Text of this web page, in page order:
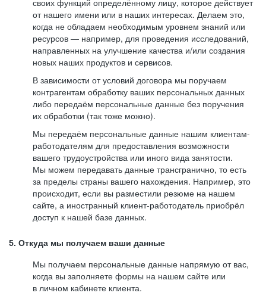
своих функций определённому лицу, которое действует
от нашего имени или в наших интересах. Делаем это,
когда не обладаем необходимым уровнем знаний или
ресурсов — например, для проведения исследований,
направленных на улучшение качества и/или создания
новых наших продуктов и сервисов.
В зависимости от условий договора мы поручаем
контрагентам обработку ваших персональных данных
либо передаём персональные данные без поручения
их обработки (так тоже можно).
Мы передаём персональные данные нашим клиентам-
работодателям для предоставления возможности
вашего трудоустройства или иного вида занятости.
Мы можем передавать данные трансгранично, то есть
за пределы страны вашего нахождения. Например, это
происходит, если вы разместили резюме на нашем
сайте, а иностранный клиент-работодатель приобрёл
доступ к нашей базе данных.
5. Откуда мы получаем ваши данные
Мы получаем персональные данные напрямую от вас,
когда вы заполняете формы на нашем сайте или
в личном кабинете клиента.